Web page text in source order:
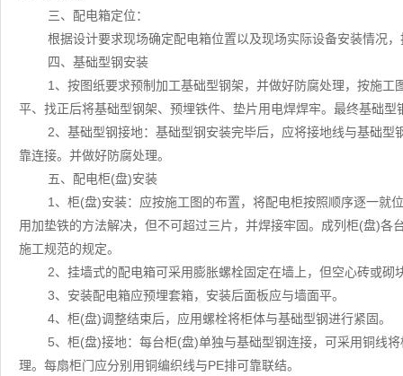
三、配电箱定位：
根据设计要求现场确定配电箱位置以及现场实际设备安装情况
四、基础型钢安装
1、按图纸要求预制加工基础型钢架，并做好防腐处理，按施
平、找正后将基础型钢架、预埋铁件、垫片用电焊焊牢。最终基础
2、基础型钢接地：基础型钢安装完毕后，应将接地线与基础
靠连接。并做好防腐处理。
五、配电柜(盘)安装
1、柜(盘)安装：应按施工图的布置，将配电柜按照顺序逐一就
用加垫铁的方法解决，但不可超过三片，并焊接牢固。成列柜(盘)
施工规范的规定。
2、挂墙式的配电箱可采用膨胀螺栓固定在墙上，但空心砖或
3、安装配电箱应预埋套箱，安装后面板应与墙面平。
4、柜(盘)调整结束后，应用螺栓将柜体与基础型钢进行紧固。
5、柜(盘)接地：每台柜(盘)单独与基础型钢连接，可采用铜线
理。每扇柜门应分别用铜编织线与PE排可靠联结。